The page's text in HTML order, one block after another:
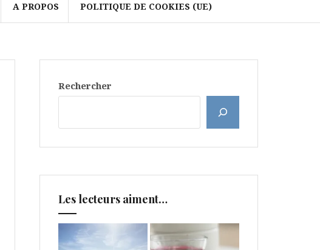
A PROPOS POLITIQUE DE COOKIES (UE)
Rechercher
Les lecteurs aiment…